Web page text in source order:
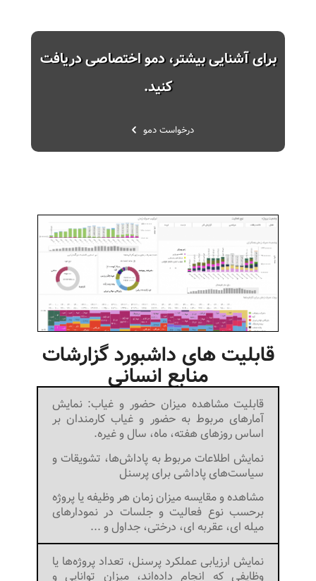
برای آشنایی بیشتر، دمو اختصاصی دریافت
کنید.
درخواست دمو
قابلیت های داشبورد گزارشات
منابع انسانی
قابلیت مشاهده میزان حضور و غیاب: نمایش
آمارهای مربوط به حضور و غیاب کارمندان بر
اساس روزهای هفته، ماه، سال و غیره.
نمایش اطلاعات مربوط به پاداش‌ها، تشویقات و
سیاست‌های پاداشی برای پرسنل
مشاهده و مقایسه میزان زمان هر وظیفه یا پروژه
برحسب نوع فعالیت و جلسات در نمودارهای
میله ای، عقربه ای، درختی، جداول و ...
نمایش ارزیابی عملکرد پرسنل، تعداد پروژه‌ها یا
وظایفی که انجام داده‌اند، میزان توانایی و